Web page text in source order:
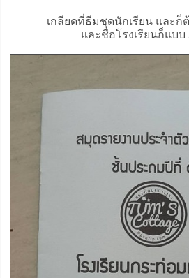
เกลียดที่ธีมชุดนักเรียน และก็
และชื่อโรงเรียนก็แบบ